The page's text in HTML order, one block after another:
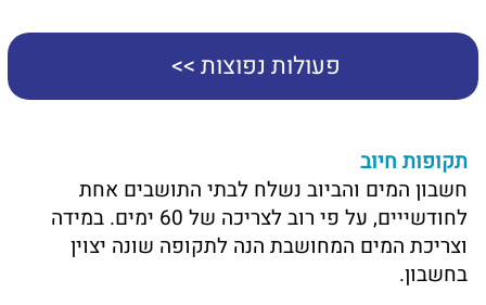
פעולות נפוצות >>
תקופות חיוב
חשבון המים והביוב נשלח לבתי התושבים אחת
לחודשייים, על פי רוב לצריכה של 60 ימים. במידה
וצריכת המים המחושבת הנה לתקופה שונה יצוין
בחשבון.